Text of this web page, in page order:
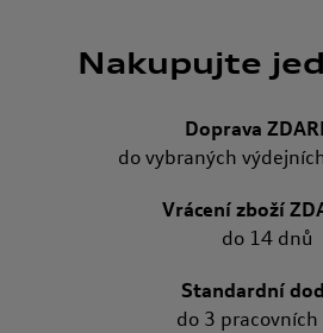
Nakupujte
Doprava
do vybraných
Vrácení zboží
do 14 dnů
Standardní
do 3 pracovních